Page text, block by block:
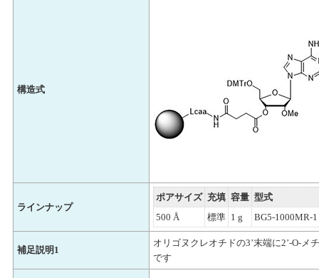
構造式
ラインナップ
ポアサイズ 充填 容量 型式
500 Å
標準 1 g BG5-1000MR-1
補足説明1
オリゴヌクレオチドの3’末端に2’-O-メ
です